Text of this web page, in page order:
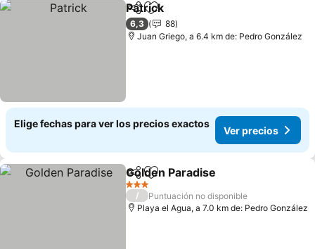
CompartirAgregar a favoritos
Patrick
6,3
88
Juan Griego, a 6.4 km de: Pedro González
Elige fechas para ver los precios exactos
Ver precios
CompartirAgregar a favoritos
Golden Paradise
3 Estrellas
/
Puntuación no disponible
Playa el Agua, a 7.0 km de: Pedro González